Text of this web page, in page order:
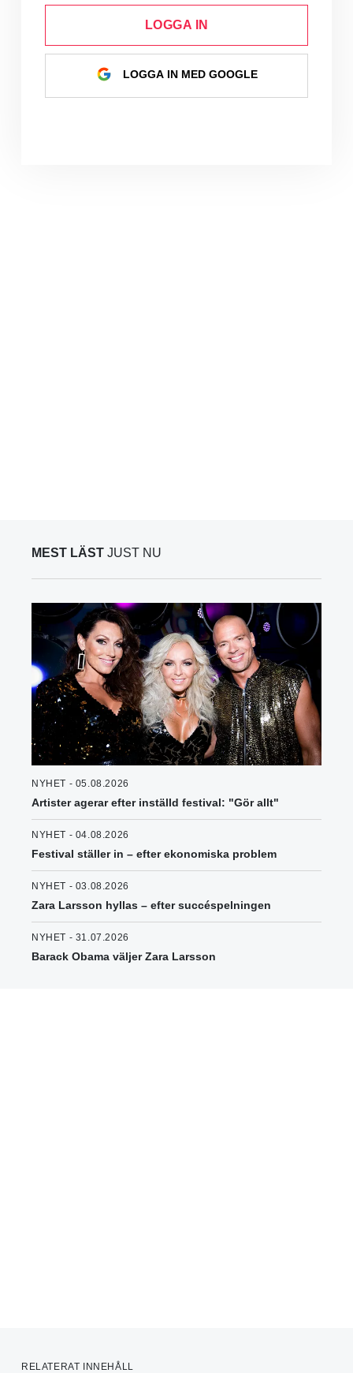
LOGGA IN
LOGGA IN MED GOOGLE
MEST LÄST JUST NU
NYHET - 05.08.2026
Artister agerar efter inställd festival: "Gör allt"
NYHET - 04.08.2026
Festival ställer in – efter ekonomiska problem
NYHET - 03.08.2026
Zara Larsson hyllas – efter succéspelningen
NYHET - 31.07.2026
Barack Obama väljer Zara Larsson
RELATERAT INNEHÅLL